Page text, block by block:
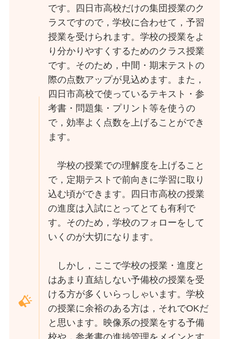
です。四日市高校だけの集団授業のク
ラスですので，学校に合わせて，予習
授業を受けられます。学校の授業をよ
り分かりやすくするためのクラス授業
です。そのため，中間・期末テストの
際の点数アップが見込めます。また，
四日市高校で使っているテキスト・参
考書・問題集・プリント等を使うの
で，効率よく点数を上げることができ
ます。
学校の授業での理解度を上げること
で，定期テストで前向きに学習に取り
込む頃ができます。四日市高校の授業
の進度は入試にとってとても有利で
す。そのため，学校のフォローをして
いくのが大切になります。
しかし，ここで学校の授業・進度と
はあまり直結しない予備校の授業を受
ける方が多くいらっしゃいます。学校
の授業に余裕のある方は，それでOKだ
と思います。映像系の授業をする予備